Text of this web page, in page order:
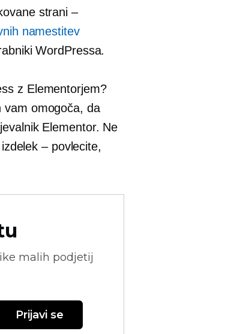
strani –
namestitev
WordPressa.
z Elementorjem?
omogoča, da
Elementor. Ne
– povlecite,
malih podjetij
Prijavi se